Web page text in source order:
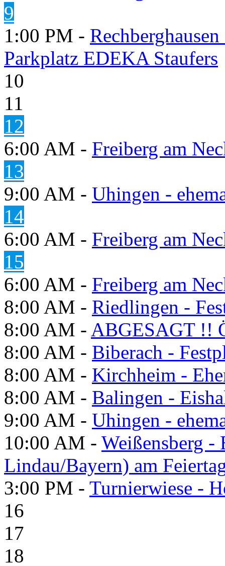
9
1:00 PM -
Parkplatz EDEKA Staufers
10
11
12
6:00 AM - Freiberg am
13
9:00 AM - Uhingen -
14
6:00 AM - Freiberg am
15
6:00 AM - Freiberg am
8:00 AM - Riedlingen -
8:00 AM - ABGESAGT !!
8:00 AM - Biberach -
8:00 AM - Kirchheim -
8:00 AM - Balingen -
9:00 AM - Uhingen -
10:00 AM - Weißensberg
Lindau/Bayern) am
3:00 PM - Turnierwiese -
16
17
18